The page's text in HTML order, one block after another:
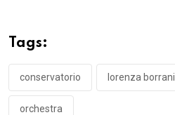
Tags:
conservatorio lorenza borrani
orchestra